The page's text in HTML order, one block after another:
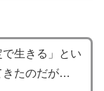
生きる」とい
きたのだが…